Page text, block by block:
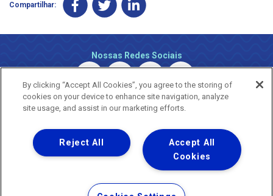
Compartilhar:
Nossas Redes Sociais
Uma empresa
Copyright ® 2026 - Todos os Direitos Reservados.
Nossa natureza movimenta a vida
Termos Gerais de Uso de Sites e Aplicativos
By clicking “Accept All Cookies”, you agree to the storing of
cookies on your device to enhance site navigation, analyze
site usage, and assist in our marketing efforts.
Accept All
Cookies
Reject All